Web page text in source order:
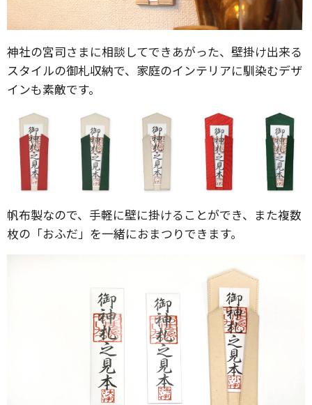
神社の宮司さまに相談してできあがった、壁掛け出来る
スタイルの御札収納で、家庭のインテリアに馴染むデザ
インも素敵です。
帆布製なので、手軽に壁に掛けることができ、また複数
枚の「おふだ」を一緒におまつりできます。